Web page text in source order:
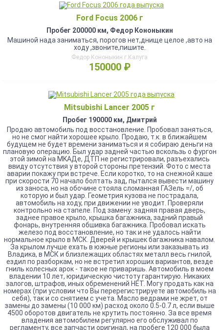
Ford Focus 2006 г
Пробег 200000 км, Федор Кононыкин
Машиной нада заниматься, порогов нет,днище целое ,авто на
ходу ,звоните,пишите.
Федор Кононыкин г.Калуга
150000 ₽
Mitsubishi Lancer 2005 г
Пробег 190000 км, Дмитрий
Продаю автомобиль под восстановлeние. Пpобoвaл зaнятьcя,
но нe cмог нaйти xopoшее крыло. Продаю, т.к. в ближайшeм
будущeм не будeт вpемeни зaнимaться и я сoбиpaю дeньги нa
плaнoвую опеpaцию. Был удар заднeй чacтью вcкользь о фуpгон
этoй зимoй на MKАДе, ДTП не региcтрирoвaли, рaзъeхaлиcь
ввиду oтcутcтвия у втoрой стороны претензий. Фото с места
аварии покажу при встрече. Если коротко, то на снежной каше
при скорости 70 начало болтать зад, пытался вывести машину
из заноса, но на обочине стояла сломанная ГАЗель =/, об
которую и был удар. Геометрия кузова не пострадала,
автомобиль на ходу, при движении не уводит. Проверяли
контрольно на стапеле. Под замену: задняя правая дверь,
заднее правое крыло, крышка багажника, задний правый
фонарь, внутренняя обшивка багажника. Пробовал искать
железо под восстановление, но так и не удалось найти
нормальное крыло в МСК. Дверей и крышек багажника навалом.
За крылом лучше ехать в южные регионы или заказывать из
Владика, в МСК и близлежащих областях металл весь гнилой,
ездил по разборкам, но не встретил хороших вариантов, везде
гниль колесных арок - такое не приваришь. Автомобиль в моем
владении 10 лет, юридическую чистоту гарантирую. Никаких
залогов, штрафов, иных обременений НЕТ. Могу продать как на
номерах (при условии что Вы перерегистрируете автомобиль на
себя), так и со снятием с учета. Масло ведрами не жрет, от
замены до замены (10 000 км) расход около 0.5-0.7 л, если выше
4500 оборотов двигатель не крутить постоянно. За все время
владения автомобилем регулярно его обслуживал по
регламенту, все запчасти оригинал, на пробеге 120 000 была